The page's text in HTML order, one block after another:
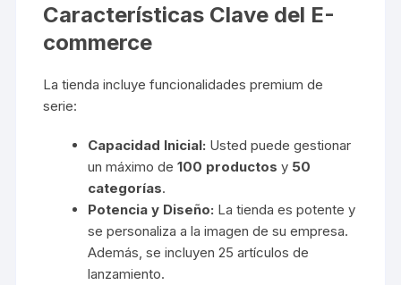
Características Clave del E-
commerce
La tienda incluye funcionalidades premium de
serie:
Capacidad Inicial: Usted puede gestionar
un máximo de100 productos y 50
categorías.
Potencia y Diseño: La tienda es potente y
se personaliza a la imagen de su empresa.
Además, se incluyen 25 artículos de
lanzamiento.